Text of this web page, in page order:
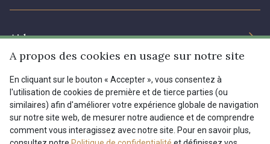
Prix réduits
Aide
Livraison : France, Belgique, International
Retours & réclamations
FAQ - Questions fréquentes
Modes de paiements
Menu
Tous nos tissus
FR EN
A propos des cookies en usage sur notre site
En cliquant sur le bouton « Accepter », vous consentez à
l'utilisation de cookies de première et de tierce parties (ou
similaires) afin d'améliorer votre expérience globale de navigation
sur notre site web, de mesurer notre audience et de comprendre
comment vous interagissez avec notre site. Pour en savoir plus,